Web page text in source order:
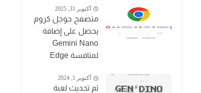
أكتوبر 31, 2025
متصفح جوجل كروم
يحصل على إضافة
Gemini Nano
لمنافسة Edge
أكتوبر 1, 2024
تم تحديث لعبة